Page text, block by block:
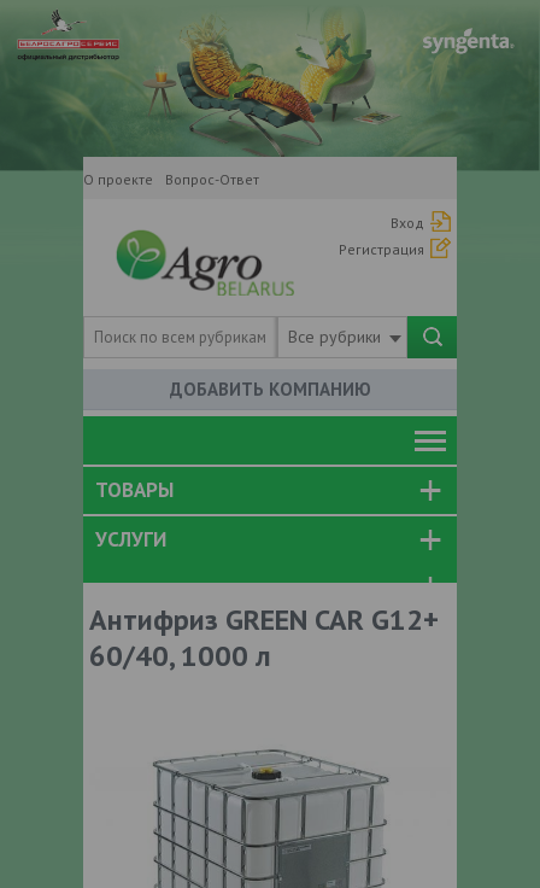
О проекте Вопрос-Ответ
Вход
Регистрация
Все рубрики
ДОБАВИТЬ КОМПАНИЮ
ТОВАРЫ
УСЛУГИ
Антифриз GREEN CAR G12+
60/40, 1000 л